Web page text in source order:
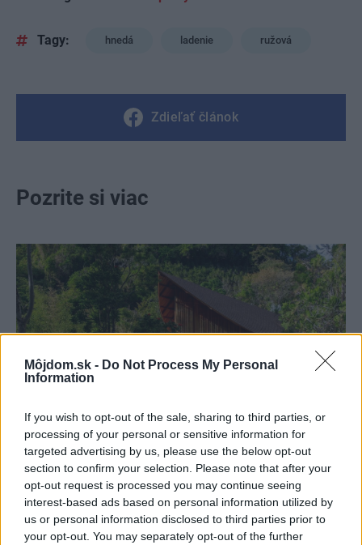
Môjdom.sk - Do Not Process My Personal
Information
If you wish to opt-out of the sale, sharing to third parties, or
processing of your personal or sensitive information for
targeted advertising by us, please use the below opt-out
section to confirm your selection. Please note that after your
opt-out request is processed you may continue seeing
interest-based ads based on personal information utilized by
us or personal information disclosed to third parties prior to
your opt-out. You may separately opt-out of the further
Tagy: hnedá ladenie ružová
Zdieľať článok
Pozrite si viac
Žije pri lese, chová sliepky a uspáva ju
rieka. Miestni remeselníci vytvorili bývanie,
ktoré vyzerá ako malý raj